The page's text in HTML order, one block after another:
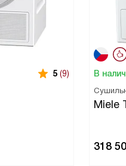
5 (9) В
Miele
318